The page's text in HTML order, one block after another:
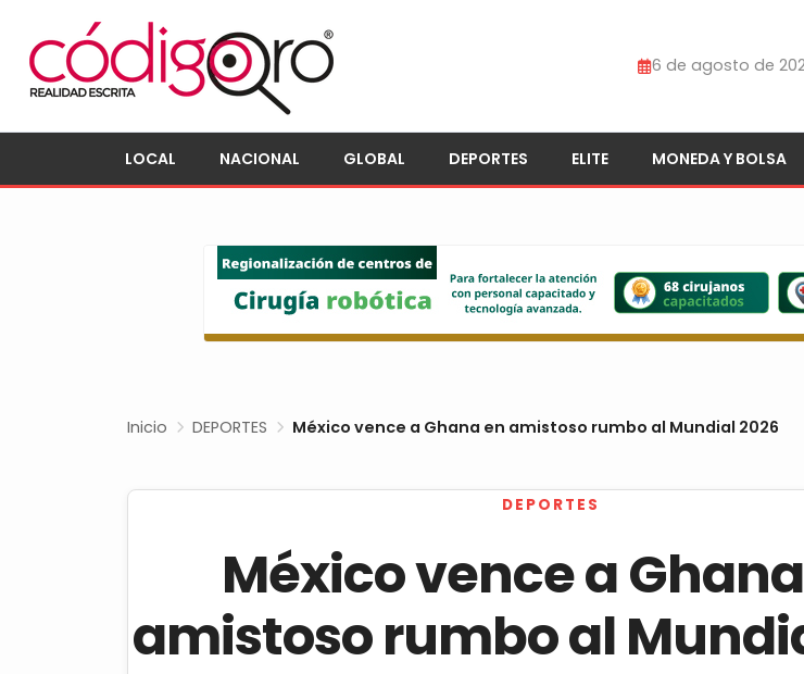
6 de agosto de
LOCAL NACIONAL GLOBAL DEPORTES ELITE MONEDA Y BOLSA
Inicio DEPORTES México vence a Ghana en amistoso rumbo al Mundial 2026
DEPORTES
México vence a
amistoso rumbo al